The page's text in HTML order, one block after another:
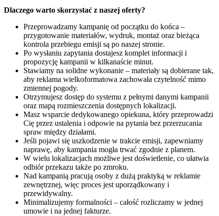
Dlaczego warto skorzystać z naszej oferty?
Przeprowadzamy kampanię od początku do końca –
przygotowanie materiałów, wydruk, montaż oraz bieżąca
kontrola przebiegu emisji są po naszej stronie.
Po wysłaniu zapytania dostajesz komplet informacji i
propozycję kampanii w kilkanaście minut.
Stawiamy na solidne wykonanie – materiały są dobierane tak,
aby reklama wielkoformatowa zachowała czytelność mimo
zmiennej pogody.
Otrzymujesz dostęp do systemu z pełnymi danymi kampanii
oraz mapą rozmieszczenia dostępnych lokalizacji.
Masz wsparcie dedykowanego opiekuna, który przeprowadzi
Cię przez ustalenia i odpowie na pytania bez przerzucania
spraw między działami.
Jeśli pojawi się uszkodzenie w trakcie emisji, zapewniamy
naprawę, aby kampania mogła trwać zgodnie z planem.
W wielu lokalizacjach możliwe jest doświetlenie, co ułatwia
odbiór przekazu także po zmroku.
Nad kampanią pracują osoby z dużą praktyką w reklamie
zewnętrznej, więc proces jest uporządkowany i
przewidywalny.
Minimalizujemy formalności – całość rozliczamy w jednej
umowie i na jednej fakturze.